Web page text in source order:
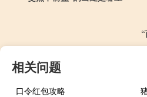
相关问题
口令红包攻略